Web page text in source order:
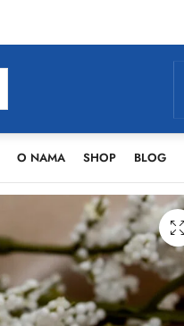
O NAMA SHOP BLOG